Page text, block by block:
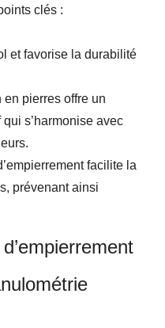
clés :
et favorise la durabilité
pierres offre un
s’harmonise avec
facilite la
prévenant ainsi